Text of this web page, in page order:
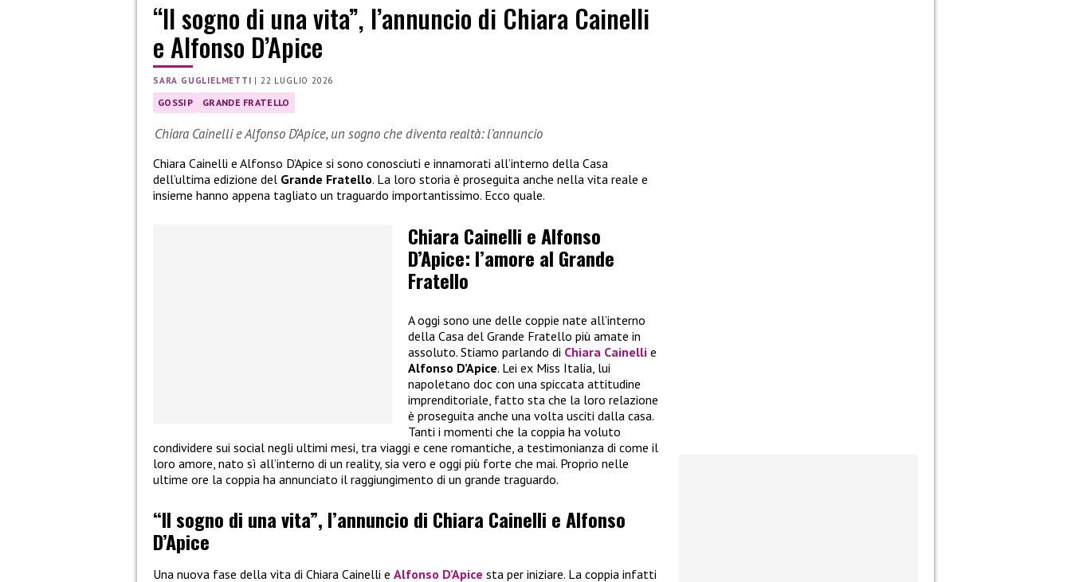
“Il sogno di una vita”, l’annuncio di Chiara Cainelli
e Alfonso D’Apice
SARA GUGLIELMETTI | 22 LUGLIO 2026
GOSSIP GRANDE FRATELLO
Chiara Cainelli e Alfonso D’Apice, un sogno che diventa realtà: l’annuncio
Chiara Cainelli e Alfonso D’Apice si sono conosciuti e innamorati all’interno della Casa
dell’ultima edizione del Grande Fratello. La loro storia è proseguita anche nella vita reale e
insieme hanno appena tagliato un traguardo importantissimo. Ecco quale.
Chiara Cainelli e Alfonso
D’Apice: l’amore al Grande
Fratello
A oggi sono une delle coppie nate all’interno
della Casa del Grande Fratello più amate in
assoluto. Stiamo parlando di Chiara Cainelli e
Alfonso D’Apice. Lei ex Miss Italia, lui
napoletano doc con una spiccata attitudine
imprenditoriale, fatto sta che la loro relazione
è proseguita anche una volta usciti dalla casa.
Tanti i momenti che la coppia ha voluto
condividere sui social negli ultimi mesi, tra viaggi e cene romantiche, a testimonianza di come il
loro amore, nato sì all’interno di un reality, sia vero e oggi più forte che mai. Proprio nelle
ultime ore la coppia ha annunciato il raggiungimento di un grande traguardo.
“Il sogno di una vita”, l’annuncio di Chiara Cainelli e Alfonso
D’Apice
Una nuova fase della vita di Chiara Cainelli e Alfonso D’Apice sta per iniziare. La coppia infatti